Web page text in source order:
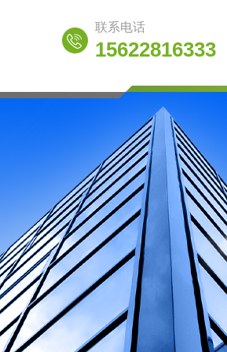
联系电话
15622816333